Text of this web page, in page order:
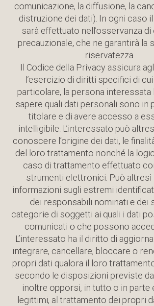
comunicazione, la diffusione, la
distruzione dei dati). In ogni caso
sarà effettuato nell’osservanza
precauzionale, che ne garantirà la
riservatezza.
Il Codice della Privacy assicura
l’esercizio di diritti specifici di cui
particolare, la persona interessata
sapere quali dati personali sono in
titolare e di avere accesso a
intelligibile. L’interessato può
conoscere l’origine dei dati, le
del loro trattamento nonché la
caso di trattamento effettuato
strumenti elettronici. Può
informazioni sugli estremi
dei responsabili nominati e dei
categorie di soggetti ai quali i dati
comunicati o che possono
L’interessato ha il diritto di
integrare, cancellare, bloccare o
propri dati qualora il loro
secondo le disposizioni previste
inoltre opporsi, in tutto o in parte
legittimi, al trattamento dei propri